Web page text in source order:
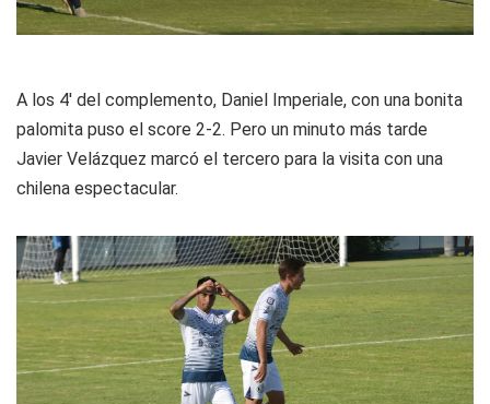
A los 4' del complemento, Daniel Imperiale, con una bonita
palomita puso el score 2-2. Pero un minuto más tarde
Javier Velázquez marcó el tercero para la visita con una
chilena espectacular.